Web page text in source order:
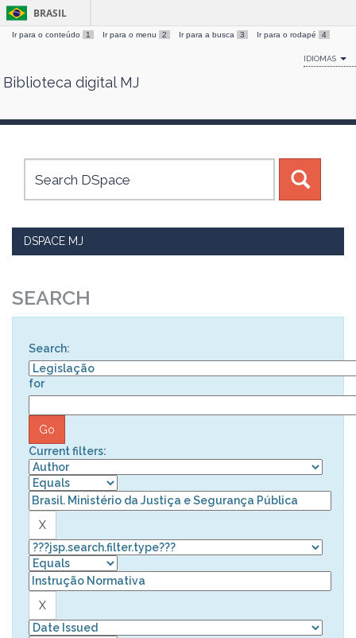
Skip
BRASIL
Ir para o conteúdo 1 Ir para o menu 2 Ir para a busca 3 Ir para o rodapé 4
IDIOMAS
Biblioteca digital MJ
DSPACE MJ
SEARCH
Search:
for
Current filters: